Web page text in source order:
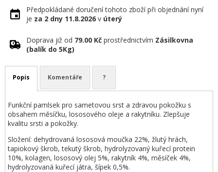
Předpokládané doručení tohoto zboží při objednání nyní
je za 2 dny 11.8.2026 v úterý
Doprava již od 79.00 Kč prostřednictvím Zásilkovna
(balík do 5Kg)
Popis Komentáře ?
Funkční pamlsek pro sametovou srst a zdravou pokožku s
obsahem měsíčku, lososového oleje a rakytníku. Zlepšuje
kvalitu srsti a pokožky.
Složení: dehydrovaná lososová moučka 22%, žlutý hrách,
tapiokový škrob, tekutý škrob, hydrolyzovaný kuřecí protein
10%, kolagen, lososový olej 5%, rakytník 4%, měsíček 4%,
hydrolyzovaná kuřecí játra, šípek 0,5%.